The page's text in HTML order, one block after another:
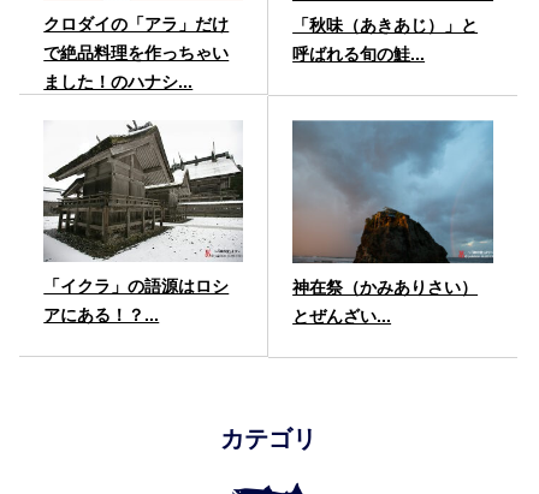
クロダイの「アラ」だけ
で絶品料理を作っちゃい
ました！のハナシ...
「秋味（あきあじ）」と
呼ばれる旬の鮭...
「イクラ」の語源はロシ
アにある！？...
神在祭（かみありさい）
とぜんざい...
カテゴリ